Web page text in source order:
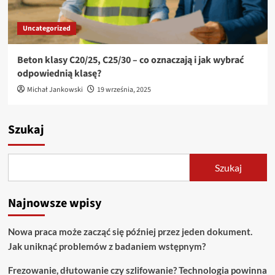
Uncategorized
Beton klasy C20/25, C25/30 – co oznaczają i jak wybrać
odpowiednią klasę?
Michał Jankowski 19 września, 2025
Szukaj
Szukaj
Najnowsze wpisy
Nowa praca może zacząć się później przez jeden dokument.
Jak uniknąć problemów z badaniem wstępnym?
Frezowanie, dłutowanie czy szlifowanie? Technologia powinna